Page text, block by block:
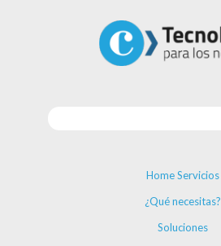
Home Servicios
¿Qué necesitas?
Soluciones